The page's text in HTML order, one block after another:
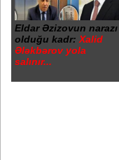
Eldar Əzizovun narazı
olduğu kadr: Xalid
Ələkbərov yola
salınır...